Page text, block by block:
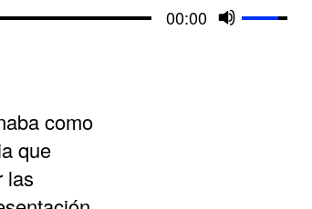
00:00
Use
como
que
las